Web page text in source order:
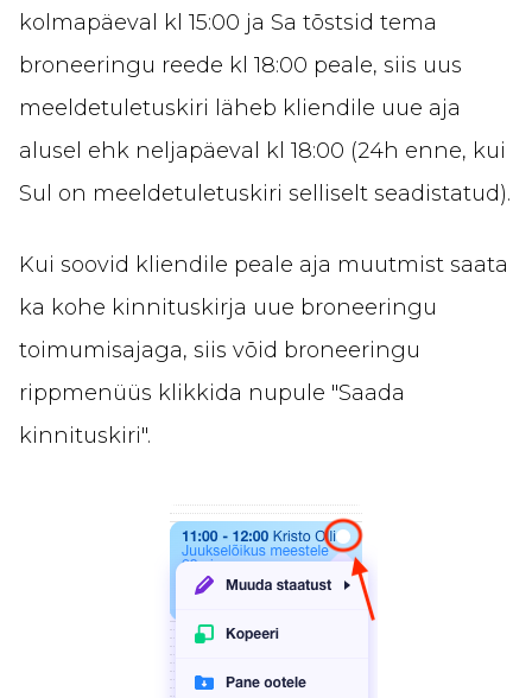
kolmapäeval kl 15:00 ja Sa tõstsid tema
broneeringu reede kl 18:00 peale, siis uus
meeldetuletuskiri läheb kliendile uue aja
alusel ehk neljapäeval kl 18:00 (24h enne, kui
Sul on meeldetuletuskiri selliselt seadistatud).
Kui soovid kliendile peale aja muutmist saata
ka kohe kinnituskirja uue broneeringu
toimumisajaga, siis võid broneeringu
rippmenüüs klikkida nupule "Saada
kinnituskiri".